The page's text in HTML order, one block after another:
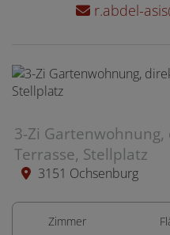
r.abdel-
3-Zi
Terrasse, Stellplatz
3151 Ochsenburg
Zimmer